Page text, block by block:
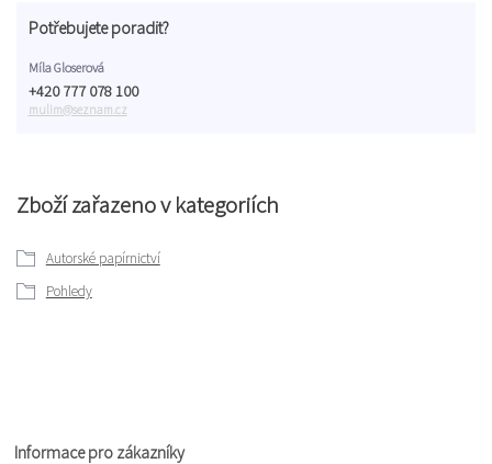
Zboží zařazeno v kategoriích
Autorské papírnictví
Pohledy
Potřebujete poradit?
Míla Gloserová
+420 777 078 100
mulim@seznam.cz
Informace pro zákazníky